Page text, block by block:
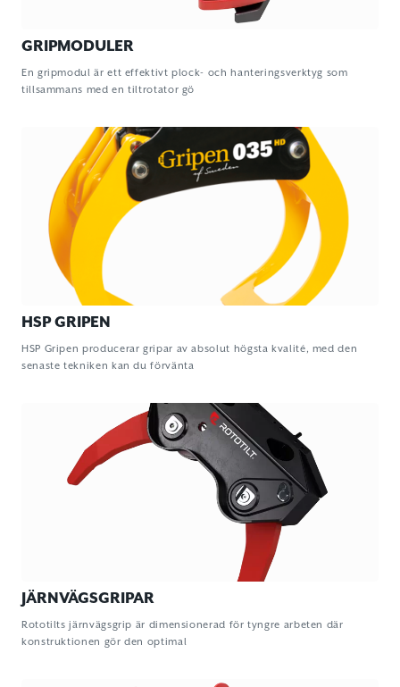
GRIPMODULER
En gripmodul är ett effektivt plock- och hanteringsverktyg som
tillsammans med en tiltrotator gö
HSP GRIPEN
HSP Gripen producerar gripar av absolut högsta kvalité, med den
senaste tekniken kan du förvänta
JÄRNVÄGSGRIPAR
Rototilts järnvägsgrip är dimensionerad för tyngre arbeten där
konstruktionen gör den optimal